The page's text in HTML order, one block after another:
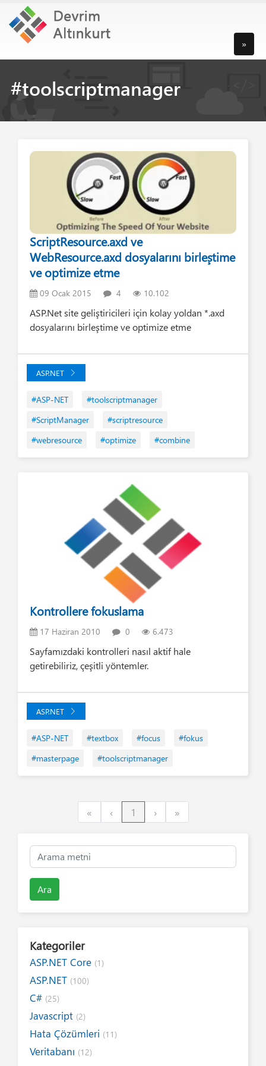
»
#toolscriptmanager
ScriptResource.axd ve
WebResource.axd dosyalarını birleştime
ve optimize etme
09 Ocak 2015 4 10.102
ASP.Net site geliştiricileri için kolay yoldan *.axd
dosyalarını birleştime ve optimize etme
ASP.NET
#ASP-NET
#toolscriptmanager
#ScriptManager
#scriptresource
#webresource
#optimize #combine
Kontrollere fokuslama
17 Haziran 2010 0 6.473
Sayfamızdaki kontrolleri nasıl aktif hale
getirebiliriz, çeşitli yöntemler.
ASP.NET
#ASP-NET #textbox #focus
#fokus
#masterpage
#toolscriptmanager
«First ‹Previous
1 ›Next»Last
Ara
Kategoriler
ASP.NET Core (1)
ASP.NET (100)
C# (25)
Javascript (2)
Hata Çözümleri (11)
Veritabanı (12)